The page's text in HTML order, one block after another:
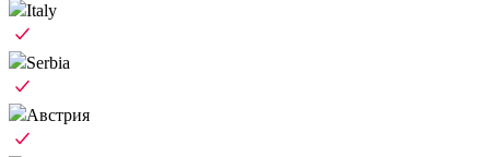
Italy
Serbia
Австрия